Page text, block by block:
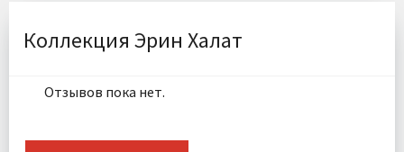
Ткань:
Доставка:
Коллекция Эрин Халат
Отзывов пока нет.